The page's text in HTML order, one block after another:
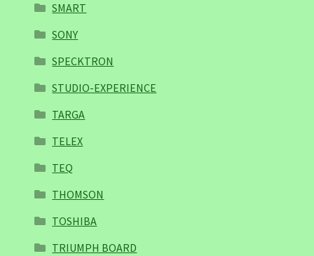
SMART
SONY
SPECKTRON
STUDIO-EXPERIENCE
TARGA
TELEX
TEQ
THOMSON
TOSHIBA
TRIUMPH BOARD